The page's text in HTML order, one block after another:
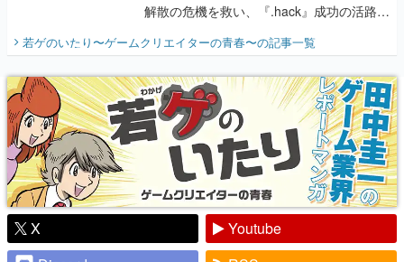
解散の危機を救い、『.hack』成功の活路を
『少年ジャンプ』色だった【若ゲのいた
り】
若ゲのいたり〜ゲームクリエイターの青春〜の記事一覧
X
Youtube